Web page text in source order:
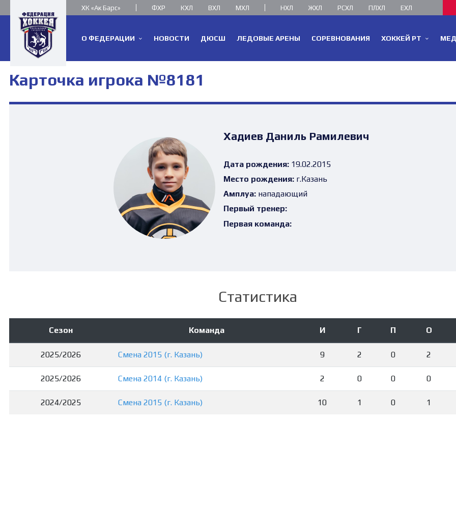
ХК «Ак Барс» ФХР КХЛ ВХЛ МХЛ НХЛ ЖХЛ РСХЛ ПЛХЛ ЕХЛ
О ФЕДЕРАЦИИ НОВОСТИ ДЮСШ ЛЕДОВЫЕ АРЕНЫ СОРЕВНОВАНИЯ ХОККЕЙ РТ
Карточка игрока №8181
Хадиев Даниль Рамилевич
Дата рождения:19.02.2015
Место рождения:г.Казань
Амплуа:нападающий
Первый тренер:
Первая команда:
Статистика
Сезон Команда И Г П О
2025/2026 Смена 2015 (г. Казань) 9 2 0 2
2025/2026 Смена 2014 (г. Казань) 2 0 0 0
2024/2025 Смена 2015 (г. Казань) 10 1 0 1